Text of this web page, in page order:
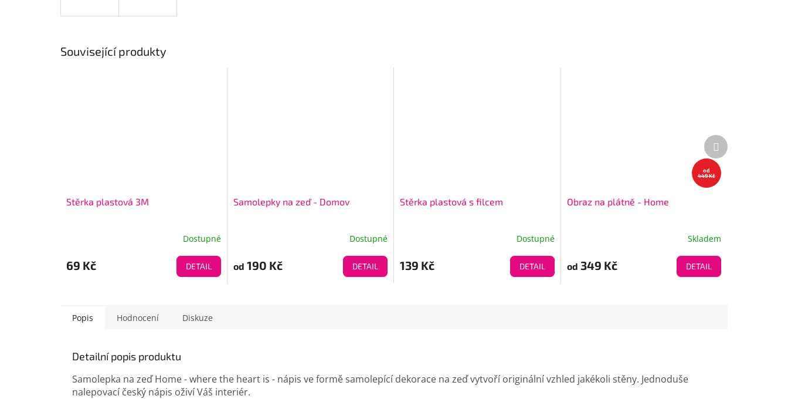
Související produkty
Stěrka plastová 3M
Dostupné
69 Kč DETAIL
Samolepky na zeď - Domov
Dostupné
od 190 Kč DETAIL
Stěrka plastová s filcem
Dostupné
139 Kč DETAIL
od
449 Kč
Obraz na plátně - Home
Skladem
od 349 Kč DETAIL
Další
produkt
Popis Hodnocení Diskuze
Detailní popis produktu
Samolepka na zeď Home - where the heart is - nápis ve formě samolepící dekorace na zeď vytvoří originální vzhled jakékoli stěny. Jednoduše
nalepovací český nápis oživí Váš interiér.